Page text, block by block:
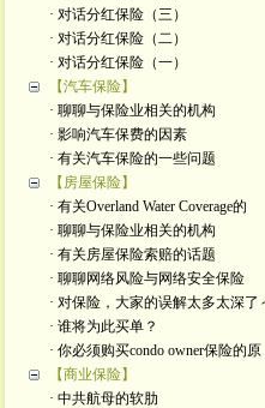
· 对话分红保险（三）
· 对话分红保险（二）
· 对话分红保险（一）
【汽车保险】
· 聊聊与保险业相关的机构
· 影响汽车保费的因素
· 有关汽车保险的一些问题
【房屋保险】
· 有关Overland Water Coverage的
· 聊聊与保险业相关的机构
· 有关房屋保险索赔的话题
· 聊聊网络风险与网络安全保险
· 对保险，大家的误解太多太深了
· 谁将为此买单？
· 你必须购买condo owner保险的原
【商业保险】
· 中共航母的软肋